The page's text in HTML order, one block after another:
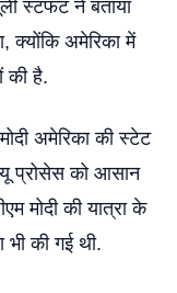
स्टफट ने बताया
क्योंकि अमेरिका में
की है.
अमेरिका की स्टेट
प्रोसेस को आसान
मोदी की यात्रा के
भी की गई थी.